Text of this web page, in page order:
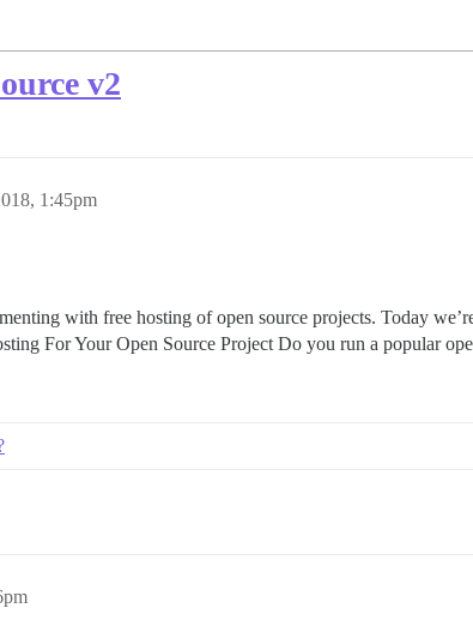
v2
1:45pm
with free hosting of open source projects. Today
For Your Open Source Project Do you run a popular